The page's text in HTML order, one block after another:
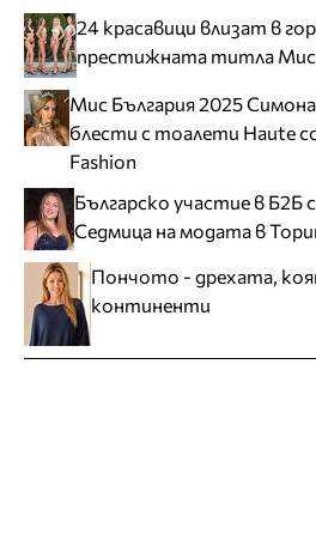
24 красавици влизат в
престижната титла Мис
Мис България 2025
блести с тоалети Haute
Fashion
Българско участие в Б2Б
Седмица на модата в
Пончото - дрехата,
континенти